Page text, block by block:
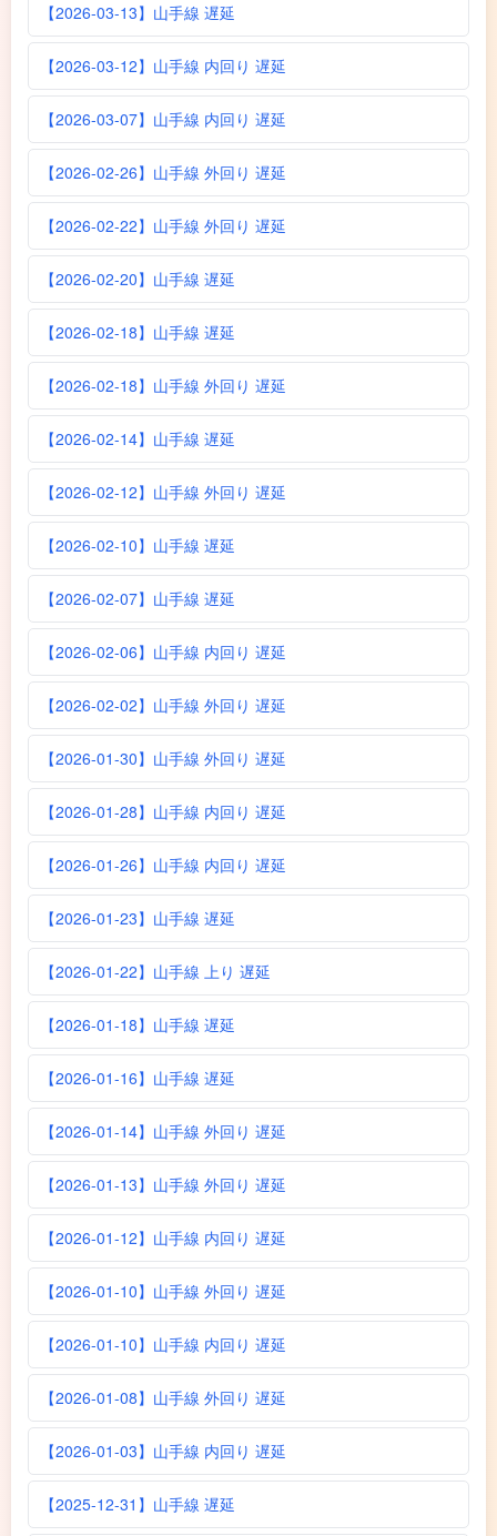
【2026-03-13】山手線 遅延
【2026-03-12】山手線 内回り 遅延
【2026-03-07】山手線 内回り 遅延
【2026-02-26】山手線 外回り 遅延
【2026-02-22】山手線 外回り 遅延
【2026-02-20】山手線 遅延
【2026-02-18】山手線 遅延
【2026-02-18】山手線 外回り 遅延
【2026-02-14】山手線 遅延
【2026-02-12】山手線 外回り 遅延
【2026-02-10】山手線 遅延
【2026-02-07】山手線 遅延
【2026-02-06】山手線 内回り 遅延
【2026-02-02】山手線 外回り 遅延
【2026-01-30】山手線 外回り 遅延
【2026-01-28】山手線 内回り 遅延
【2026-01-26】山手線 内回り 遅延
【2026-01-23】山手線 遅延
【2026-01-22】山手線 上り 遅延
【2026-01-18】山手線 遅延
【2026-01-16】山手線 遅延
【2026-01-14】山手線 外回り 遅延
【2026-01-13】山手線 外回り 遅延
【2026-01-12】山手線 内回り 遅延
【2026-01-10】山手線 外回り 遅延
【2026-01-10】山手線 内回り 遅延
【2026-01-08】山手線 外回り 遅延
【2026-01-03】山手線 内回り 遅延
【2025-12-31】山手線 遅延